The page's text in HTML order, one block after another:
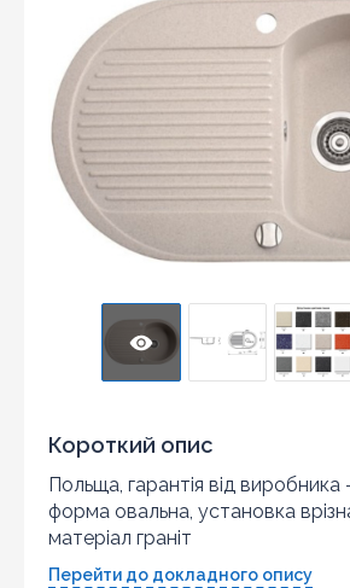
Короткий опис
Польща, гарантія від виробника
форма овальна, установка
матеріал граніт
Перейти до докладного опису